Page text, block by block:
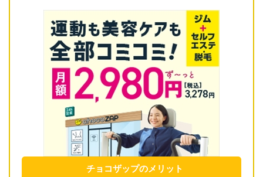
チョコザップのメリット